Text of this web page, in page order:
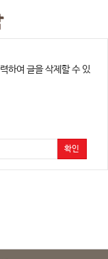
하여 글을 삭제할 수 있
확인